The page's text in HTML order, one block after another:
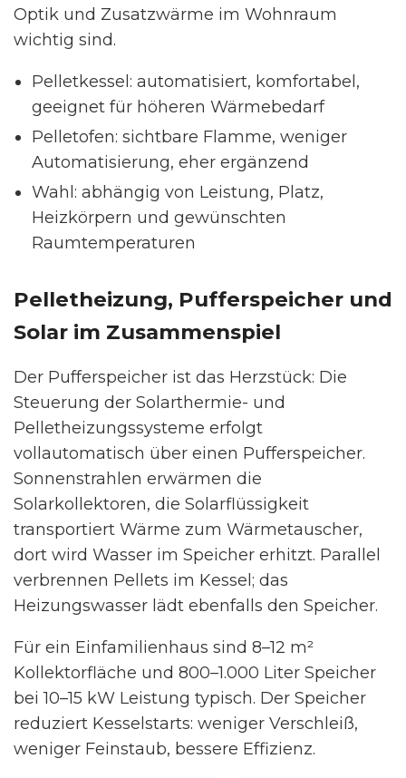
Optik und Zusatzwärme im Wohnraum
wichtig sind.
Pelletkessel: automatisiert, komfortabel,
geeignet für höheren Wärmebedarf
Pelletofen: sichtbare Flamme, weniger
Automatisierung, eher ergänzend
Wahl: abhängig von Leistung, Platz,
Heizkörpern und gewünschten
Raumtemperaturen
Pelletheizung, Pufferspeicher und
Solar im Zusammenspiel
Der Pufferspeicher ist das Herzstück: Die
Steuerung der Solarthermie- und
Pelletheizungssysteme erfolgt
vollautomatisch über einen Pufferspeicher.
Sonnenstrahlen erwärmen die
Solarkollektoren, die Solarflüssigkeit
transportiert Wärme zum Wärmetauscher,
dort wird Wasser im Speicher erhitzt. Parallel
verbrennen Pellets im Kessel; das
Heizungswasser lädt ebenfalls den Speicher.
Für ein Einfamilienhaus sind 8–12 m²
Kollektorfläche und 800–1.000 Liter Speicher
bei 10–15 kW Leistung typisch. Der Speicher
reduziert Kesselstarts: weniger Verschleiß,
weniger Feinstaub, bessere Effizienz.